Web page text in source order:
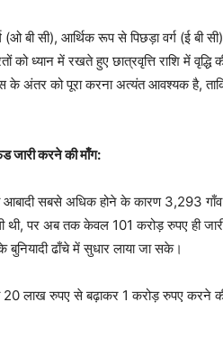
बी सी), आर्थिक रूप से पिछड़ा वर्ग (ई बी
को ध्यान में रखते हुए छात्रवृत्ति राशि में वृद्धि
अंतर को पूरा करना अत्यंत आवश्यक है, ताकि
जारी करने की माँग:
आबादी सबसे अधिक होने के कारण 3,293
थी, पर अब तक केवल 101 करोड़ रुपए ही
बुनियादी ढाँचे में सुधार लाया जा सके।
20 लाख रुपए से बढ़ाकर 1 करोड़ रुपए करने की